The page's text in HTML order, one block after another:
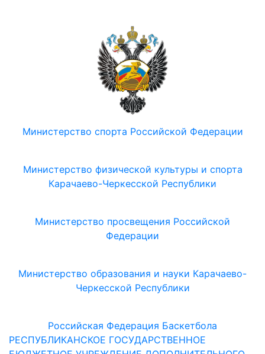
Министерство спорта Российской Федерации
Министерство физической культуры и спорта
Карачаево-Черкесской Республики
Министерство просвещения Российской
Федерации
Министерство образования и науки Карачаево-
Черкесской Республики
Российская Федерация Баскетбола
РЕСПУБЛИКАНСКОЕ ГОСУДАРСТВЕННОЕ